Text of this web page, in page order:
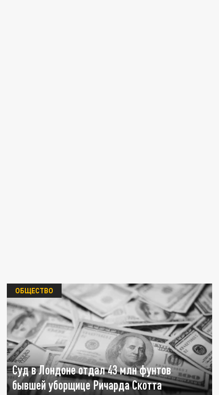
Суд в Лондоне отдал 43 млн фунтов
бывшей уборщице Ричарда Скотта
ОБЩЕСТВО